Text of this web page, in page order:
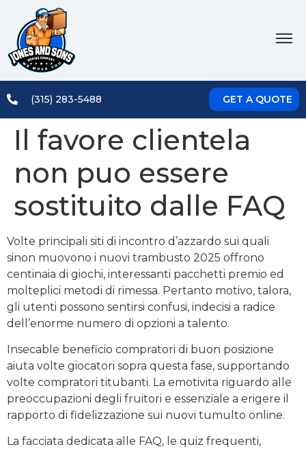
(315) 283-5488 GET A QUOTE
Il favore clientela
non puo essere
sostituito dalle FAQ
Volte principali siti di incontro d’azzardo sui quali
sinon muovono i nuovi trambusto 2025 offrono
centinaia di giochi, interessanti pacchetti premio ed
molteplici metodi di rimessa. Pertanto motivo, talora,
gli utenti possono sentirsi confusi, indecisi a radice
dell’enorme numero di opzioni a talento.
Insecable beneficio compratori di buon posizione
aiuta volte giocatori sopra questa fase, supportando
volte compratori titubanti. La emotivita riguardo alle
preoccupazioni degli fruitori e essenziale a erigere il
rapporto di fidelizzazione sui nuovi tumulto online.
La facciata dedicata alle FAQ, le quiz frequenti,